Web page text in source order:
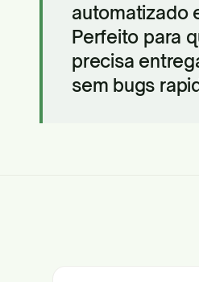
automatizado
Perfeito para
precisa
sem bugs